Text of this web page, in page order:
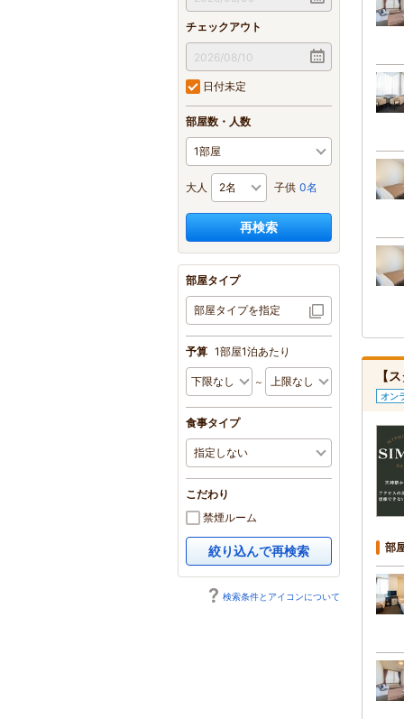
チェックアウト
日付未定
部屋数・人数
大人 子供 0名
再検索
部屋タイプ
部屋タイプを指定
予算 1部屋1泊あたり
～
食事タイプ
こだわり
禁煙ルーム
絞り込んで再検索
検索条件とアイコンについて
【
オン
部